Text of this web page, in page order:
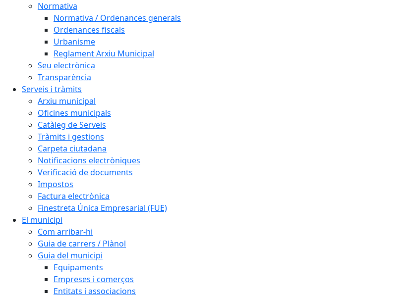
Normativa
Normativa / Ordenances generals
Ordenances fiscals
Urbanisme
Reglament Arxiu Municipal
Seu electrònica
Transparència
Serveis i tràmits
Arxiu municipal
Oficines municipals
Catàleg de Serveis
Tràmits i gestions
Carpeta ciutadana
Notificacions electròniques
Verificació de documents
Impostos
Factura electrònica
Finestreta Única Empresarial (FUE)
El municipi
Com arribar-hi
Guia de carrers / Plànol
Guia del municipi
Equipaments
Empreses i comerços
Entitats i associacions